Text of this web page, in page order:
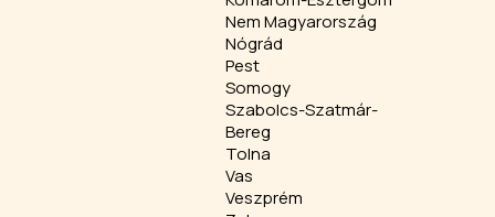
Nem Magyarország
Nógrád
Pest
Somogy
Szabolcs-Szatmár-
Bereg
Tolna
Vas
Veszprém